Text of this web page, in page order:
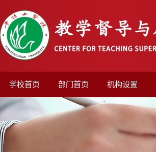
学校首页 部门首页 机构设置